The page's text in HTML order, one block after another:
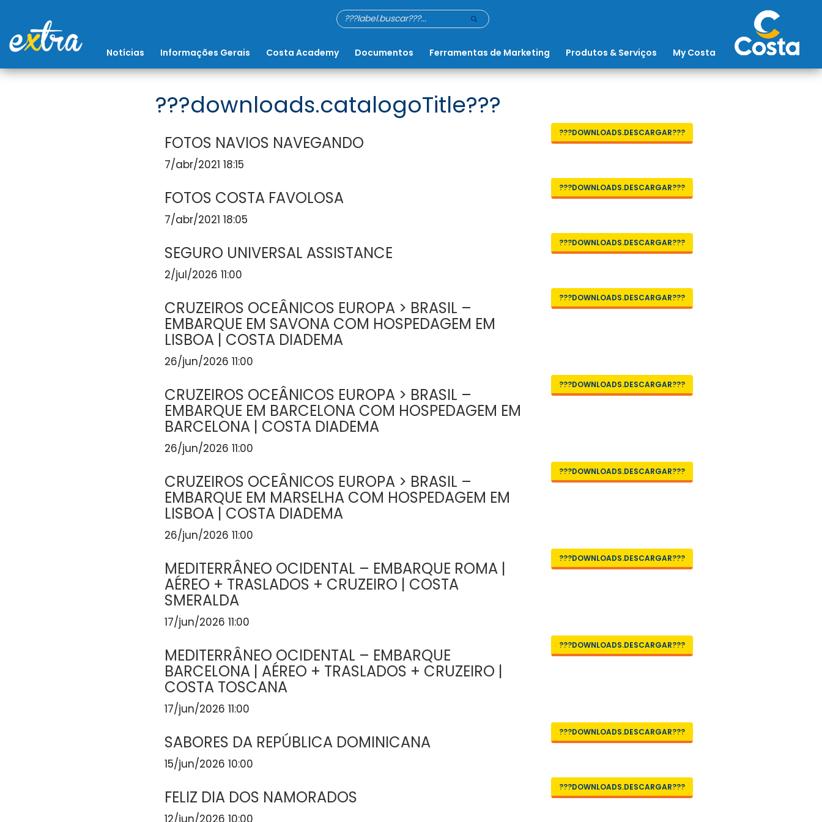
Notícias Informações Gerais Costa Academy Documentos Ferramentas de Marketing Produtos & Serviços My Costa
???downloads.catalogoTitle???
FOTOS NAVIOS NAVEGANDO
7/abr/2021 18:15
???DOWNLOADS.DESCARGAR???
FOTOS COSTA FAVOLOSA
7/abr/2021 18:05
???DOWNLOADS.DESCARGAR???
SEGURO UNIVERSAL ASSISTANCE
2/jul/2026 11:00
???DOWNLOADS.DESCARGAR???
CRUZEIROS OCEÂNICOS EUROPA > BRASIL –
EMBARQUE EM SAVONA COM HOSPEDAGEM EM
LISBOA | COSTA DIADEMA
26/jun/2026 11:00
???DOWNLOADS.DESCARGAR???
CRUZEIROS OCEÂNICOS EUROPA > BRASIL –
EMBARQUE EM BARCELONA COM HOSPEDAGEM EM
BARCELONA | COSTA DIADEMA
26/jun/2026 11:00
???DOWNLOADS.DESCARGAR???
CRUZEIROS OCEÂNICOS EUROPA > BRASIL –
EMBARQUE EM MARSELHA COM HOSPEDAGEM EM
LISBOA | COSTA DIADEMA
26/jun/2026 11:00
???DOWNLOADS.DESCARGAR???
MEDITERRÂNEO OCIDENTAL – EMBARQUE ROMA |
AÉREO + TRASLADOS + CRUZEIRO | COSTA
SMERALDA
17/jun/2026 11:00
???DOWNLOADS.DESCARGAR???
MEDITERRÂNEO OCIDENTAL – EMBARQUE
BARCELONA | AÉREO + TRASLADOS + CRUZEIRO |
COSTA TOSCANA
17/jun/2026 11:00
???DOWNLOADS.DESCARGAR???
SABORES DA REPÚBLICA DOMINICANA
15/jun/2026 10:00
???DOWNLOADS.DESCARGAR???
FELIZ DIA DOS NAMORADOS
12/jun/2026 10:00
???DOWNLOADS.DESCARGAR???